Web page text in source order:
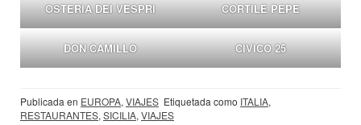
OSTERIA DEI VESPRI CORTILE PEPE
DON CAMILLO CIVICO 25
Publicada en EUROPA, VIAJES Etiquetada como ITALIA,
RESTAURANTES, SICILIA, VIAJES